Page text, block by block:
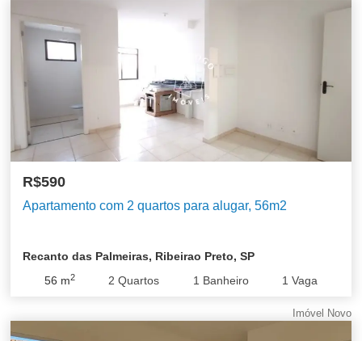
R$590
Apartamento com 2 quartos para alugar, 56m2
Recanto das Palmeiras, Ribeirao Preto, SP
56 m2 2 Quartos 1 Banheiro 1 Vaga
Imóvel Novo